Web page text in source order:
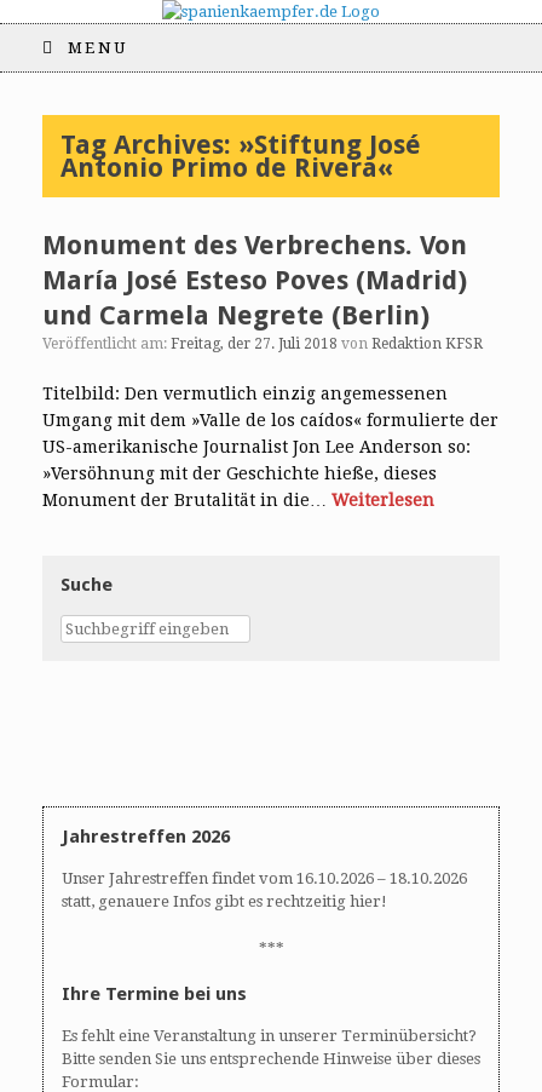
MENU
Tag Archives: »Stiftung José
Antonio Primo de Rivera«
Monument des Verbrechens. Von
María José Esteso Poves (Madrid)
und Carmela Negrete (Berlin)
Veröffentlicht am: Freitag, der 27. Juli 2018 von Redaktion KFSR
Titelbild: Den vermutlich einzig angemessenen
Umgang mit dem »Valle de los caídos« formulierte der
US-amerikanische Journalist Jon Lee Anderson so:
»Versöhnung mit der Geschichte hieße, dieses
Monument der Brutalität in die… Weiterlesen
Suche
Jahrestreffen 2026
Unser Jahrestreffen findet vom 16.10.2026 – 18.10.2026
statt, genauere Infos gibt es rechtzeitig hier!
***
Ihre Termine bei uns
Es fehlt eine Veranstaltung in unserer Terminübersicht?
Bitte senden Sie uns entsprechende Hinweise über dieses
Formular: